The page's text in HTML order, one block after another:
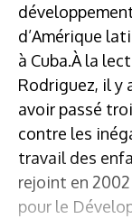
d’Amérique
à Cuba.À la
Rodriguez, il y
avoir passé
contre les
travail des
rejoint en
pour le